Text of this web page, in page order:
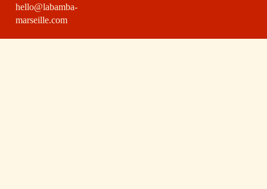
hello@labamba-
marseille.com